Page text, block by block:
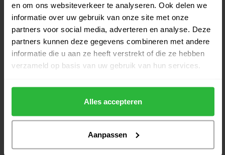
en om ons websiteverkeer te analyseren. Ook delen we
informatie over uw gebruik van onze site met onze
partners voor social media, adverteren en analyse. Deze
partners kunnen deze gegevens combineren met andere
informatie die u aan ze heeft verstrekt of die ze hebben
verzameld op basis van uw gebruik van hun services.
Alles accepteren
Aanpassen
TaylorMade Spider Tour X L Neck
Putter Zwart RH
Niet op voorraad
€399,00
€365,00
TaylorMade Spider ZT CB Putter
zwart rechts
€659,00